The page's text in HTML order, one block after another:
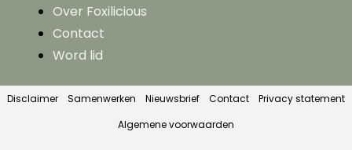
Over Foxilicious
Contact
Word lid
Disclaimer Samenwerken Nieuwsbrief Contact
Privacy statement
Algemene voorwaarden